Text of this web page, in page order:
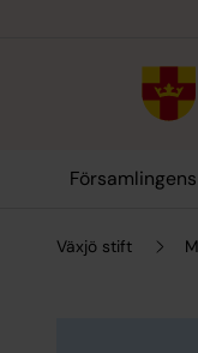
Växjö stift